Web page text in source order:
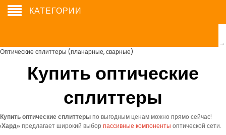
КАТЕГОРИИ
→
Оптические сплиттеры (планарные, сварные)
Купить оптические
сплиттеры
Купить оптические сплиттерыпо выгодным ценам можно прямо сейчас!
Хард» предлагаетширокий выборпассивные компоненты оптической сети.